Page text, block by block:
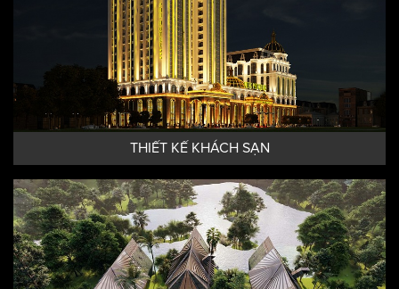
THIẾT KẾ KHÁCH SẠN